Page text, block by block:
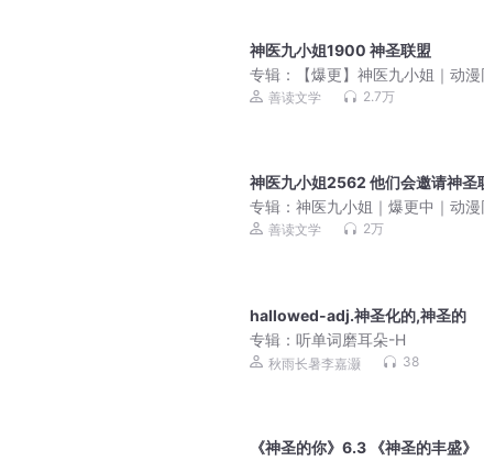
神医九小姐1900 神圣联盟
专辑：
【爆更】神医九小姐｜动漫
多人有声剧｜女强虐渣
善读文学 2.7万
神医九小姐2562 他们会邀请神圣
专辑： 神医九小姐｜爆更中｜动漫
多人有声剧｜女强虐渣
善读文学 2万
hallowed-adj.神圣化的,神圣的
专辑： 听单词磨耳朵-H
秋雨长暑李嘉灏 38
《神圣的你》6.3 《神圣的丰盛》